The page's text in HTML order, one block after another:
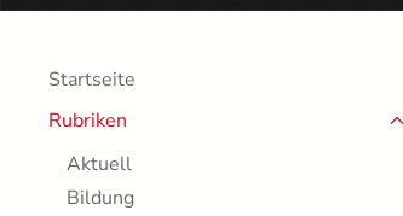
Startseite
Rubriken
Aktuell
Bildung